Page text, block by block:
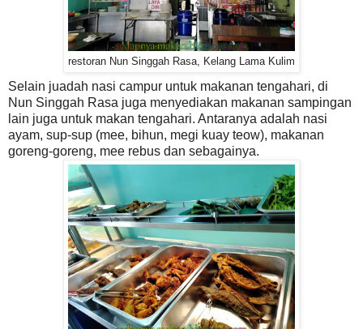
restoran Nun Singgah Rasa, Kelang Lama Kulim
Selain juadah nasi campur untuk makanan tengahari, di
Nun Singgah Rasa juga menyediakan makanan sampingan
lain juga untuk makan tengahari. Antaranya adalah nasi
ayam, sup-sup (mee, bihun, megi kuay teow), makanan
goreng-goreng, mee rebus dan sebagainya.